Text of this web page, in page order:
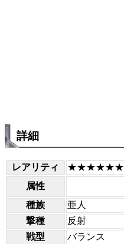
詳細
レアリティ
★★★★★★
属性
種族
亜人
撃種
反射
戦型
バランス